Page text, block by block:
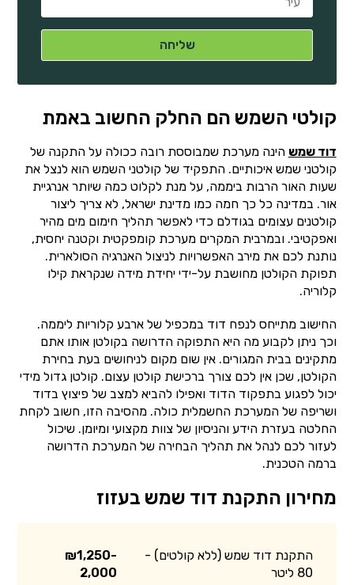
קולטי השמש הם החלק החשוב באמת
דוד שמש הינה מערכת שמבוססת רובה ככולה על התקנה של
קולטני שמש איכותיים. התפקיד של קולטני השמש הוא לנצל את
שעות האור הרבות ביממה, על מנת לקלוט כמה שיותר אנרגיית
אור. במדינה כל כך חמה כמו מדינת ישראל, לא צריך ליצור
קולטנים עצומים בגודלם כדי לאפשר תהליך חימום מים מהיר
ואפקטיבי. ובמרבית המקרים מערכת קומפקטית וקטנה יחסית,
נותנת לכם את מירב האפשרויות לניצול האנרגיה הסולארית.
תפוקת הקולטן מחושבת על-ידי יחידת מידה שנקראת קילו
קלוריה.
החישוב מתייחס לנפח דוד במכפיל של ארבע קלוריות ליממה.
וכך ניתן לקבוע מה היא התפוקה הדרושה בקולטן אותו אתם
מתקינים בבית המגורים. אין שום מקום לניחושים בעת בחירת
הקולטן, שכן אין לכם צורך ברכישת קולטן עצום. קולטן גדול מידי
יכול לפגוע בתפקוד הדוד ואפילו להביא למצב של פיצוץ בדוד
ושריפה של המערכת החשמלית כולה. מהסיבה הזו, חשוב לקחת
החלטה בעזרת הידע והניסיון של צוות מקצועי ומיומן. שיכול
לעזור לכם לנהל את תהליך הבחירה של המערכת הדרושה
ברמה הטכנית.
מחירון התקנת דוד שמש בעזוז
התקנת דוד שמש (ללא קולטים) -
80 ליטר
₪1,250-
2,000